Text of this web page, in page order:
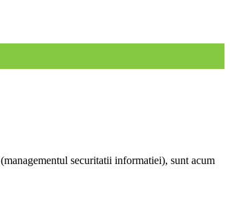
(managementul securitatii informatiei), sunt acum